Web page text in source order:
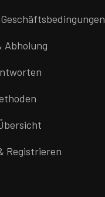
Abholung
Registrieren